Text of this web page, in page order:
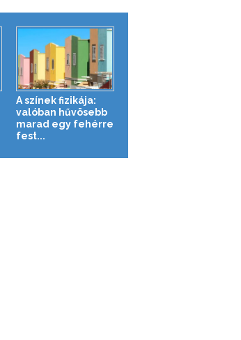
A színek fizikája:
valóban hűvösebb
marad egy fehérre
fest...